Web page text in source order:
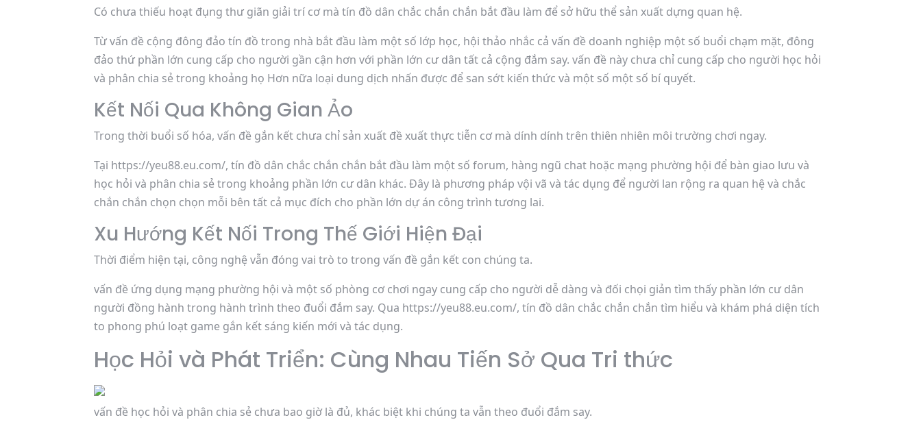
Có chưa thiếu hoạt đụng thư giãn giải trí cơ mà tín đồ dân chắc chắn chắn bắt đầu làm để sở hữu thể sản xuất dựng quan hệ.
Từ vấn đề cộng đông đảo tín đồ trong nhà bắt đầu làm một số lớp học, hội thảo nhắc cả vấn đề doanh nghiệp một số buổi chạm mặt, đông
đảo thứ phần lớn cung cấp cho người gần cận hơn với phần lớn cư dân tất cả cộng đắm say. vấn đề này chưa chỉ cung cấp cho người học hỏi
và phân chia sẻ trong khoảng họ Hơn nữa loại dung dịch nhấn được để san sớt kiến thức và một số một số bí quyết.
Kết Nối Qua Không Gian Ảo
Trong thời buổi số hóa, vấn đề gắn kết chưa chỉ sản xuất đề xuất thực tiễn cơ mà dính dính trên thiên nhiên môi trường chơi ngay.
Tại https://yeu88.eu.com/, tín đồ dân chắc chắn chắn bắt đầu làm một số forum, hàng ngũ chat hoặc mạng phường hội để bàn giao lưu và
học hỏi và phân chia sẻ trong khoảng phần lớn cư dân khác. Đây là phương pháp vội vã và tác dụng để người lan rộng ra quan hệ và chắc
chắn chắn chọn chọn mỗi bên tất cả mục đích cho phần lớn dự án công trình tương lai.
Xu Hướng Kết Nối Trong Thế Giới Hiện Đại
Thời điểm hiện tại, công nghệ vẫn đóng vai trò to trong vấn đề gắn kết con chúng ta.
vấn đề ứng dụng mạng phường hội và một số phòng cơ chơi ngay cung cấp cho người dễ dàng và đối chọi giản tìm thấy phần lớn cư dân
người đồng hành trong hành trình theo đuổi đắm say. Qua https://yeu88.eu.com/, tín đồ dân chắc chắn chắn tìm hiểu và khám phá diện tích
to phong phú loạt game gắn kết sáng kiến mới và tác dụng.
Học Hỏi và Phát Triển: Cùng Nhau Tiến Sở Qua Tri thức
vấn đề học hỏi và phân chia sẻ chưa bao giờ là đủ, khác biệt khi chúng ta vẫn theo đuổi đắm say.